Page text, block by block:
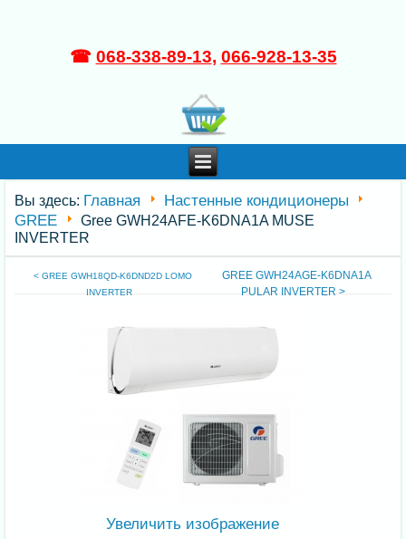
☎ 068-338-89-13, 066-928-13-35
Вы здесь: Главная
Настенные кондиционеры
GREE
Gree GWH24AFE-K6DNA1A MUSE
INVERTER
< GREE GWH18QD-K6DND2D LOMO
INVERTER
GREE GWH24AGE-K6DNA1A
PULAR INVERTER >
Увеличить изображение